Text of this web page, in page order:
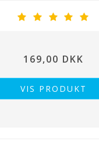
169,00 DKK
VIS PRODUKT